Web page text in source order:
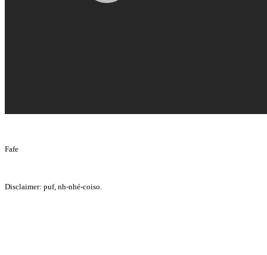
Fafe
Disclaimer: puf, nh-nhé-coiso.